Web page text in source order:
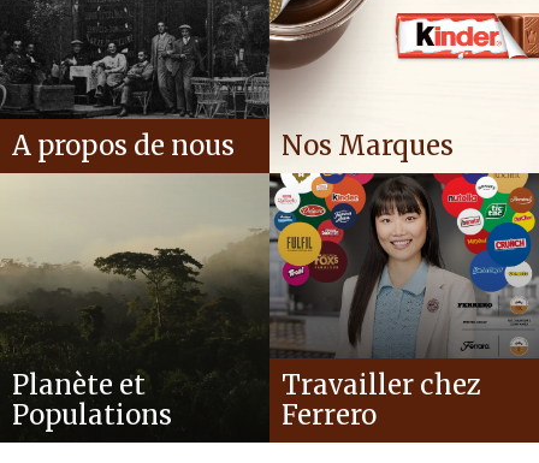
A propos de nous Nos Marques
Planète et
Populations
Travailler chez
Ferrero